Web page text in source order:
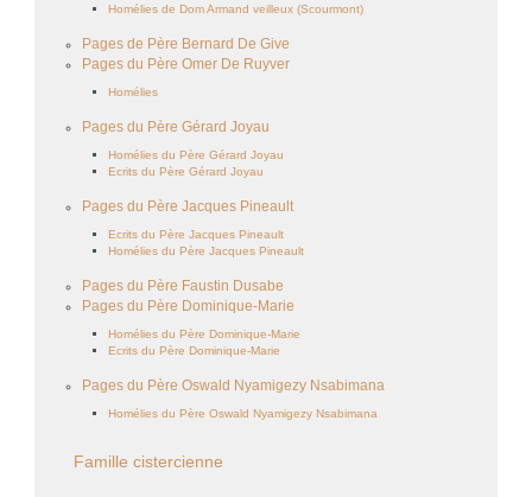
Homélies de Dom Armand veilleux (Scourmont)
Pages de Père Bernard De Give
Pages du Père Omer De Ruyver
Homélies
Pages du Père Gérard Joyau
Homélies du Père Gérard Joyau
Ecrits du Père Gérard Joyau
Pages du Père Jacques Pineault
Ecrits du Père Jacques Pineault
Homélies du Père Jacques Pineault
Pages du Père Faustin Dusabe
Pages du Père Dominique-Marie
Homélies du Père Dominique-Marie
Ecrits du Père Dominique-Marie
Pages du Père Oswald Nyamigezy Nsabimana
Homélies du Père Oswald Nyamigezy Nsabimana
Famille cistercienne